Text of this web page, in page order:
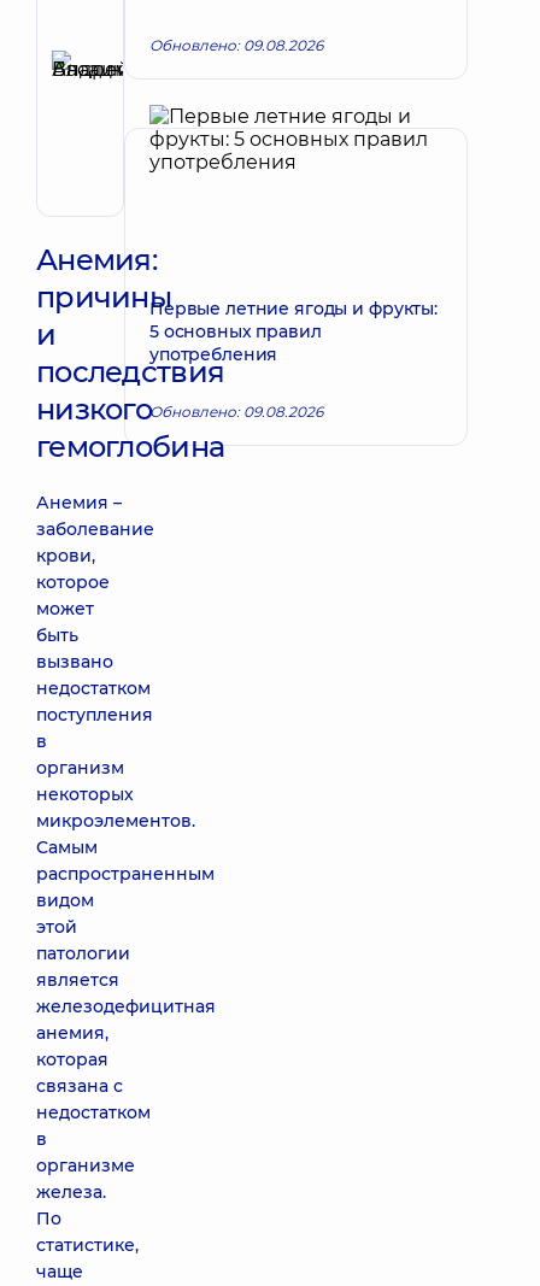
Рецензент
Андрей
Владимирович
Хирург
эндоваскулярный
Анемия:
причины
и
последствия
низкого
гемоглобина
Анемия –
заболевание
крови,
которое
может
быть
вызвано
недостатком
поступления
в
организм
некоторых
микроэлементов.
Самым
распространенным
видом
этой
патологии
является
железодефицитная
анемия,
которая
связана с
недостатком
в
организме
железа.
По
статистике,
чаще
Обновлено: 09.08.2026
Первые летние ягоды и фрукты:
5 основных правил
употребления
Обновлено: 09.08.2026